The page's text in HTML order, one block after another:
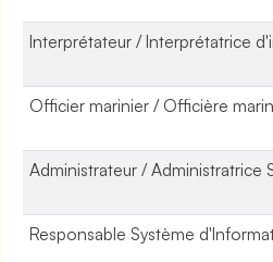
Interprétateur / Interprétatrice
Officier marinier / Officière
Administrateur / Administratrice
Responsable Système